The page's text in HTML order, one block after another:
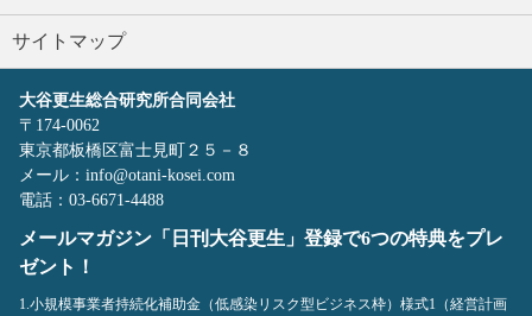
サイトマップ
大谷更生総合研究所合同会社
〒174-0062
東京都板橋区富士見町２５－８
メール：info@otani-kosei.com
電話：03-6671-4488
メールマガジン「日刊大谷更生」登録で6つの特典をプレ
ゼント！
1.小規模事業者持続化補助金（低感染リスク型ビジネス枠）様式1（経営計画